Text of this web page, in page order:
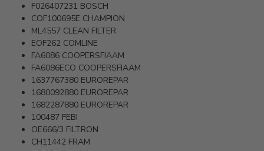
F026407231 BOSCH
COF100695E CHAMPION
ML4557 CLEAN FILTER
EOF262 COMLINE
FA6086 COOPERSFIAAM
FA6086ECO COOPERSFIAAM
1637767380 EUROREPAR
1680092880 EUROREPAR
1682287880 EUROREPAR
100487 FEBI
OE666/3 FILTRON
CH11442 FRAM